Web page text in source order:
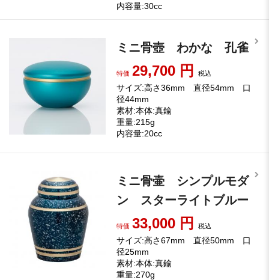
内容量:30cc
ミニ骨壺 わかな 孔雀
特価 29,700 円税込
サイズ:高さ36mm 直径54mm 口
径44mm
素材:本体:真鍮
重量:215g
内容量:20cc
ミニ骨壷 シンプルモダ
ン スターライトブルー
特価 33,000 円税込
サイズ:高さ67mm 直径50mm 口
径25mm
素材:本体:真鍮
重量:270g